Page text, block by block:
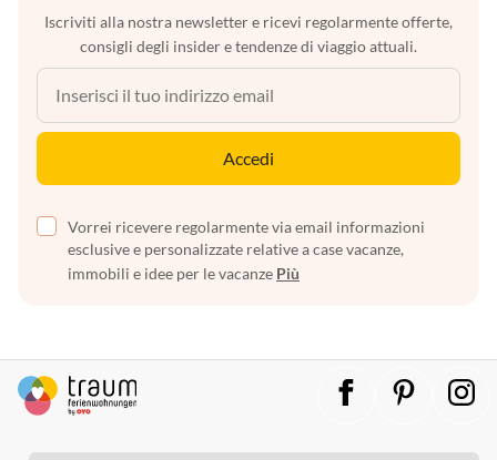
Iscriviti alla nostra newsletter e ricevi regolarmente offerte,
consigli degli insider e tendenze di viaggio attuali.
Accedi
Vorrei ricevere regolarmente via email informazioni
esclusive e personalizzate relative a case vacanze,
immobili e idee per le vacanze Più